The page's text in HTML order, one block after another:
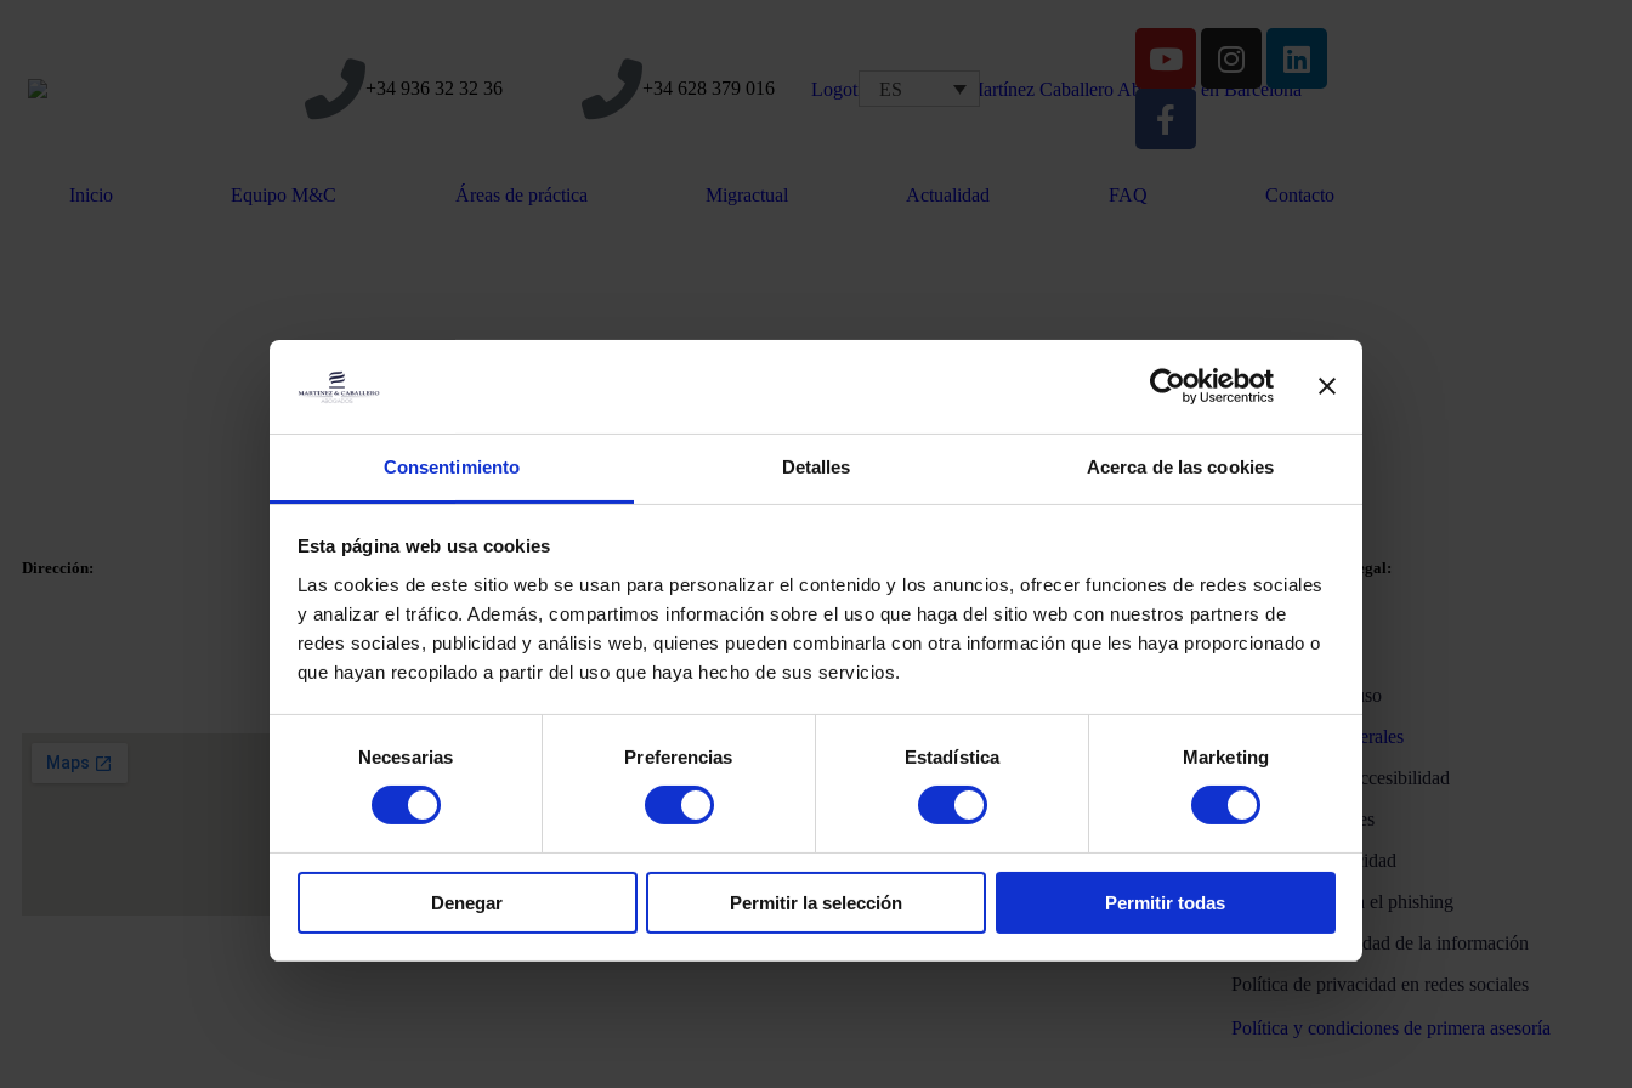
Consentimiento Detalles Acerca de las cookies
Esta página web usa cookies
Las cookies de este sitio web se usan para personalizar el contenido y los anuncios, ofrecer funciones de redes sociales
y analizar el tráfico. Además, compartimos información sobre el uso que haga del sitio web con nuestros partners de
redes sociales, publicidad y análisis web, quienes pueden combinarla con otra información que les haya proporcionado o
que hayan recopilado a partir del uso que haya hecho de sus servicios.
consentimiento
Necesarias Preferencias Estadística Marketing
Denegar Permitir la selección Permitir todas
+34 936 32 32 36 +34 628 379 016 ES
Inicio Equipo M&C Áreas de práctica Migractual Actualidad FAQ Contacto
Dirección:
Email: info@martinezcaballeroabogados.com
Fijo:+34 936 32 32 36
Móvil+34 628 379 016
Lunes a viernes de 9:00h a 13:30h
y de 15:00h a 17:30h
mensaje porWhatsApp
enseguida!
Políticas y Aviso Legal:
Aviso legal
Condiciones de uso
Condiciones generales
Declaración de accesibilidad
Política de cookies
Política de privacidad
Protección contra el phishing
Política de seguridad de la información
Política de privacidad en redes sociales
Política y condiciones de primera asesoría